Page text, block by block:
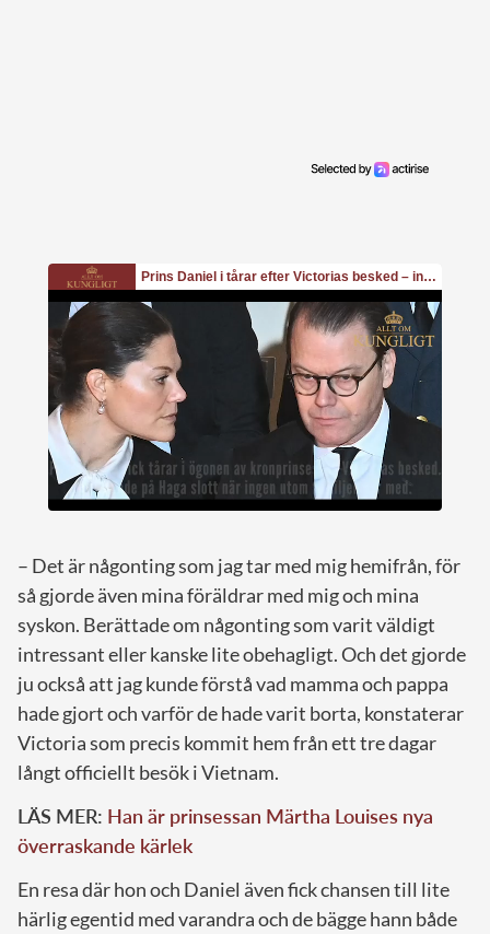
– Det är någonting som jag tar med mig hemifrån, för
så gjorde även mina föräldrar med mig och mina
syskon. Berättade om någonting som varit väldigt
intressant eller kanske lite obehagligt. Och det gjorde
ju också att jag kunde förstå vad mamma och pappa
hade gjort och varför de hade varit borta, konstaterar
Victoria som precis kommit hem från ett tre dagar
långt officiellt besök i Vietnam.
LÄS MER: Han är prinsessan Märtha Louises nya
överraskande kärlek
En resa där hon och Daniel även fick chansen till lite
härlig egentid med varandra och de bägge hann både